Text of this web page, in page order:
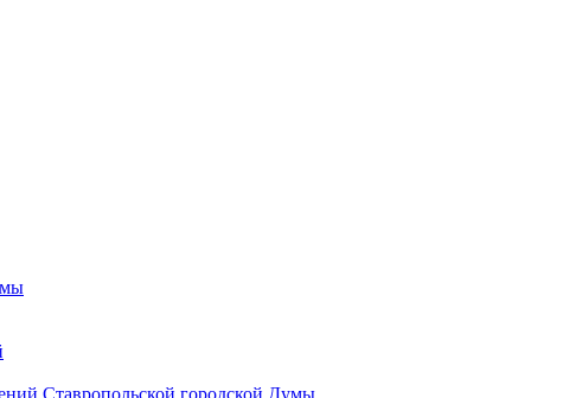
Ставропольской городской Думы